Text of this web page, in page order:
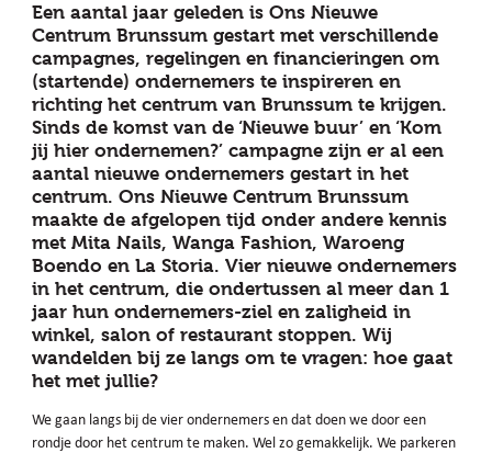
Een aantal jaar geleden is Ons Nieuwe
Centrum Brunssum gestart met verschillende
campagnes, regelingen en financieringen om
(startende) ondernemers te inspireren en
richting het centrum van Brunssum te krijgen.
Sinds de komst van de ‘Nieuwe buur’ en ‘Kom
jij hier ondernemen?’ campagne zijn er al een
aantal nieuwe ondernemers gestart in het
centrum. Ons Nieuwe Centrum Brunssum
maakte de afgelopen tijd onder andere kennis
met Mita Nails, Wanga Fashion, Waroeng
Boendo en La Storia. Vier nieuwe ondernemers
in het centrum, die ondertussen al meer dan 1
jaar hun ondernemers-ziel en zaligheid in
winkel, salon of restaurant stoppen. Wij
wandelden bij ze langs om te vragen: hoe gaat
het met jullie?
We gaan langs bij de vier ondernemers en dat doen we door een
rondje door het centrum te maken. Wel zo gemakkelijk. We parkeren